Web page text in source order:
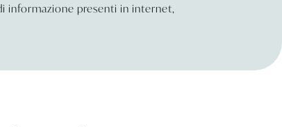
informazione presenti in internet,